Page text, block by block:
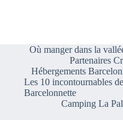
Où manger dans la
Partenaires
Hébergements
Les 10 incontournables
Barcelonnette
Camping La